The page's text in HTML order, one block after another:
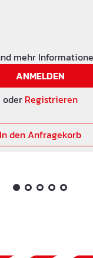
mehr
ANMELDEN
oder Registrieren
In den Anfragekorb